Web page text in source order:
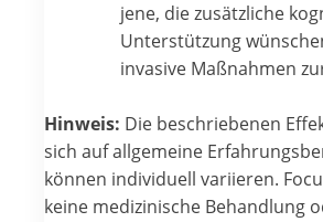
jene, die zusätzliche
Unterstützung
invasive Maßnahmen
Hinweis: Die beschriebenen
sich auf allgemeine
können individuell variieren.
keine medizinische Behandlung